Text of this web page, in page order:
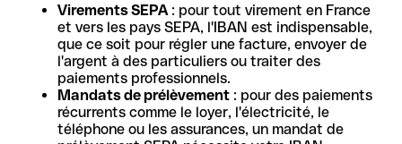
Virements SEPA: pour tout virement en France
et vers les pays SEPA, l'IBAN est indispensable,
que ce soit pour régler une facture, envoyer de
l'argent à des particuliers ou traiter des
paiements professionnels.
Mandats de prélèvement : pour des paiements
récurrents comme le loyer, l'électricité, le
téléphone ou les assurances, un mandat de